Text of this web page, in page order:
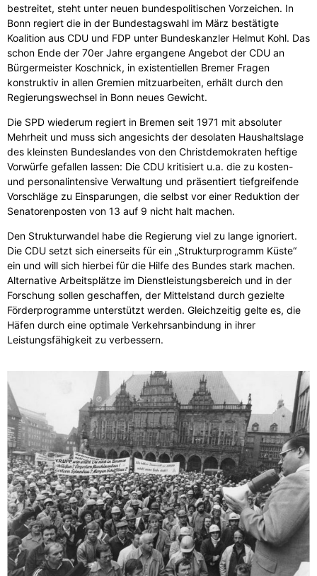
bestreitet, steht unter neuen bundespolitischen Vorzeichen. In
Bonn regiert die in der Bundestagswahl im März bestätigte
Koalition aus CDU und FDP unter Bundeskanzler Helmut Kohl. Das
schon Ende der 70er Jahre ergangene Angebot der CDU an
Bürgermeister Koschnick, in existentiellen Bremer Fragen
konstruktiv in allen Gremien mitzuarbeiten, erhält durch den
Regierungswechsel in Bonn neues Gewicht.
Die SPD wiederum regiert in Bremen seit 1971 mit absoluter
Mehrheit und muss sich angesichts der desolaten Haushaltslage
des kleinsten Bundeslandes von den Christdemokraten heftige
Vorwürfe gefallen lassen: Die CDU kritisiert u.a. die zu kosten-
und personalintensive Verwaltung und präsentiert tiefgreifende
Vorschläge zu Einsparungen, die selbst vor einer Reduktion der
Senatorenposten von 13 auf 9 nicht halt machen.
Den Strukturwandel habe die Regierung viel zu lange ignoriert.
Die CDU setzt sich einerseits für ein „Strukturprogramm Küste“
ein und will sich hierbei für die Hilfe des Bundes stark machen.
Alternative Arbeitsplätze im Dienstleistungsbereich und in der
Forschung sollen geschaffen, der Mittelstand durch gezielte
Förderprogramme unterstützt werden. Gleichzeitig gelte es, die
Häfen durch eine optimale Verkehrsanbindung in ihrer
Leistungsfähigkeit zu verbessern.